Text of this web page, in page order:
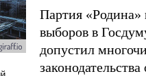
Партия «Родина»
выборов в
допустил